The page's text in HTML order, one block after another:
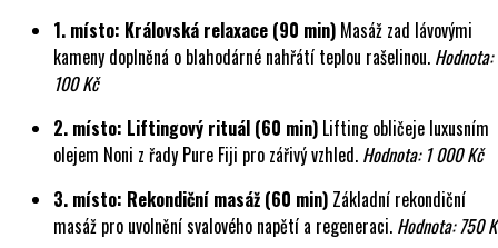
1. místo: Královská relaxace (90 min) Masáž zad lávovými
kameny doplněná o blahodárné nahřátí teplou rašelinou. Hodnota:
100 Kč
2. místo: Liftingový rituál (60 min) Lifting obličeje luxusním
olejem Noni z řady Pure Fiji pro zářivý vzhled. Hodnota: 1 000 Kč
3. místo: Rekondiční masáž (60 min) Základní rekondiční
masáž pro uvolnění svalového napětí a regeneraci. Hodnota: 750